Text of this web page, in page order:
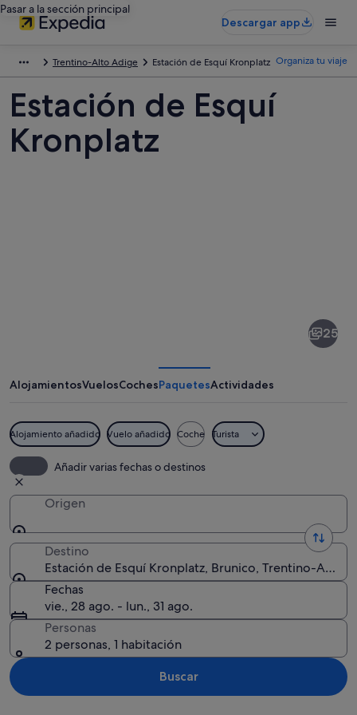
Pasar a la sección principal
Descargar app
Trentino-Alto Adige Estación de Esquí Kronplatz Organiza tu viaje
Estación de Esquí
Kronplatz
Kronplatz
25
AlojamientosVuelosCochesPaquetesActividades
Alojamiento añadido Vuelo añadido Coche Turista
Añadir varias fechas o destinos
Origen
Destino
Estación de Esquí Kronplatz, Brunico, Trentino-Alto
Fechas
vie., 28 ago. - lun., 31 ago.
Personas
2 personas, 1 habitación
Buscar